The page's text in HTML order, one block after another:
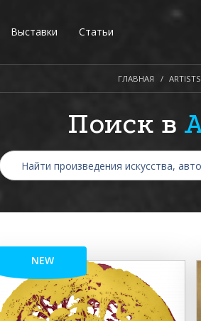
Выставки Статьи
ГЛАВНАЯ ARTISTS
Поиск в
NEW